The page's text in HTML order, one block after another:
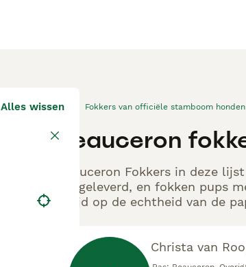
Alles wissen Fokkers van officiële stamboom honden
Beauceron
Beauceron Fokkers in deze
aangeleverd, en fokken pups
altijd op de echtheid van de
Christa van